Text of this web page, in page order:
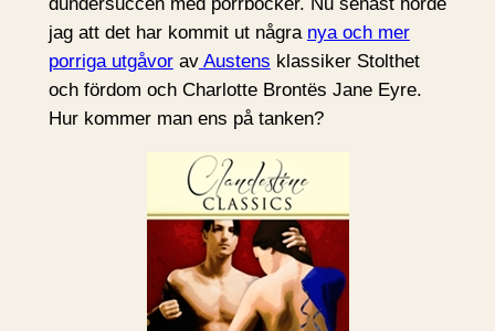
jag att det har kommit ut några nya och mer
porriga utgåvoravAustens klassiker Stolthet
och fördom och Charlotte Brontës Jane Eyre.
Hur kommer man ens på tanken?